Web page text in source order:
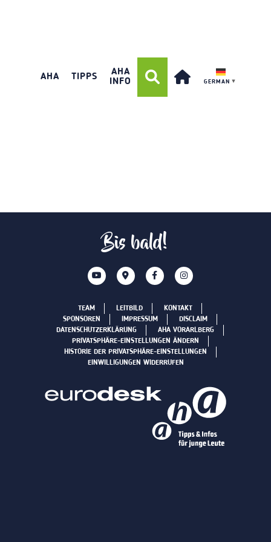
AHA TIPPS
AHA
INFO
GERMAN ▼
Bis bald!
TEAM LEITBILD
KONTAKT
SPONSOREN
IMPRESSUM
DISCLAIM
DATENSCHUTZERKLÄRUNG
AHA VORARLBERG
PRIVATSPHÄRE-EINSTELLUNGEN ÄNDERN
HISTORIE DER PRIVATSPHÄRE-EINSTELLUNGEN
EINWILLIGUNGEN WIDERRUFEN